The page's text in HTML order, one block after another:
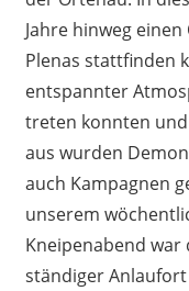
Jahre hinweg
Plenas stattfinden
entspannter
treten konnten
aus wurden
auch Kampagnen
unserem
Kneipenabend
ständiger